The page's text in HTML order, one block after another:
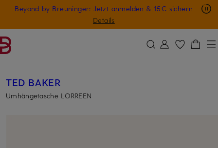
ZUM HAUPTINHALT ÜBERSPRINGEN
Beyond by Breuninger: Jetzt anmelden & 15€ sichern
Details
Nur in der App: -10 € auf digitale Geschenkkarten
GESCHENK20
TED BAKER
Umhängetasche LORREEN